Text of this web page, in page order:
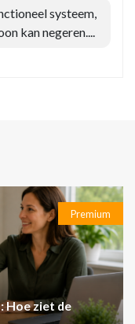
systeem,
kan negeren....
Premium
Hoe ziet de